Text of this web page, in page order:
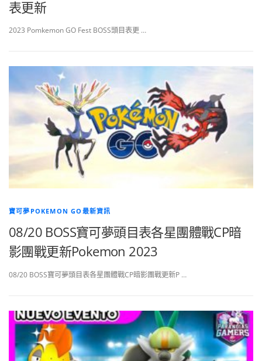
表更新
2023 Pomkemon GO Fest BOSS頭目表更 …
寶可夢POKEMON GO最新資訊
08/20 BOSS寶可夢頭目表各星團體戰CP暗
影團戰更新Pokemon 2023
08/20 BOSS寶可夢頭目表各星團體戰CP暗影團戰更新P …